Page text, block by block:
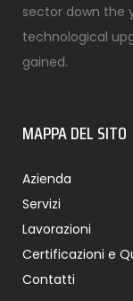
sector down the
technological
gained.
MAPPA DEL SITO
Azienda
Servizi
Lavorazioni
Certificazioni e
Contatti